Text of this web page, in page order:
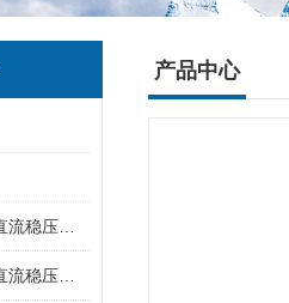
产品中心